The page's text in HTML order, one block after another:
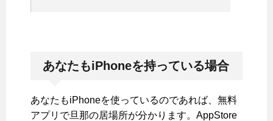
あなたもiPhoneを持っている場合
あなたもiPhoneを使っているのであれば、無料
アプリで旦那の居場所が分かります。AppStore